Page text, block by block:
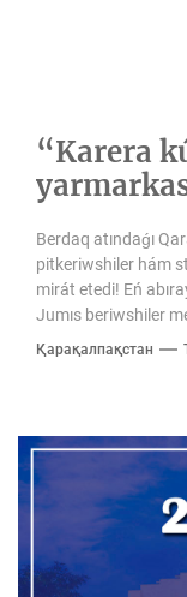
“Karera
Berdaq atındaǵı
pitkeriwshiler hám
mirát etedi! Eń
Jumıs beriwshiler
Қарақалпақстан